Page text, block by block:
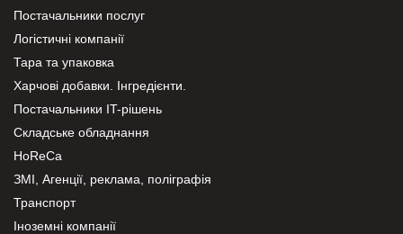
Постачальники послуг
Логістичні компанії
Тара та упаковка
Харчові добавки. Інгредієнти.
Постачальники IT-рішень
Складське обладнання
HoReCa
ЗМІ, Агенції, реклама, поліграфія
Транспорт
Іноземні компанії